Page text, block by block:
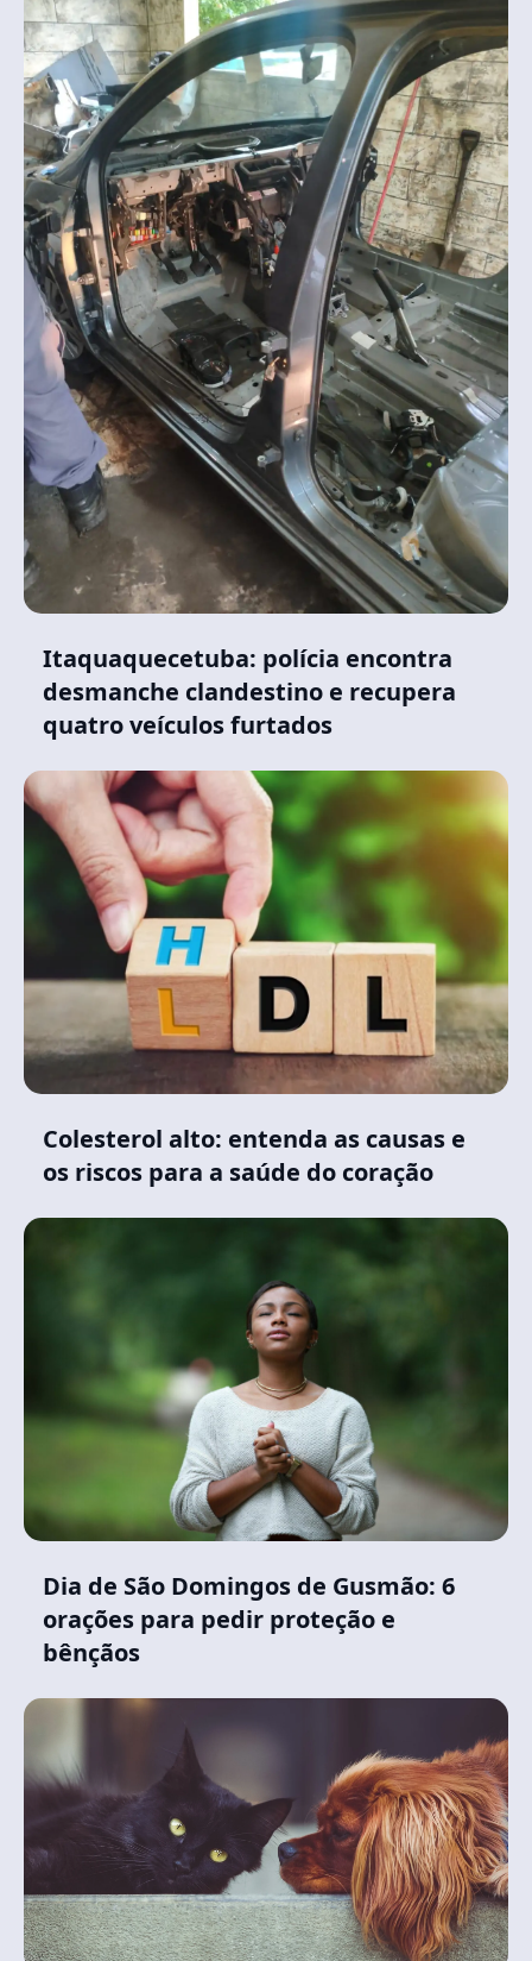
Itaquaquecetuba: polícia encontra
desmanche clandestino e recupera
quatro veículos furtados
Colesterol alto: entenda as causas e
os riscos para a saúde do coração
Dia de São Domingos de Gusmão: 6
orações para pedir proteção e
bênçãos